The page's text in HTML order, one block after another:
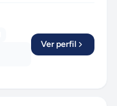
Ver perfil